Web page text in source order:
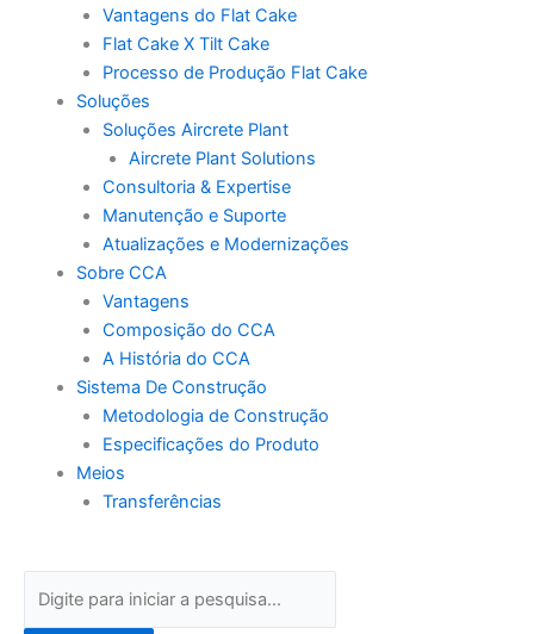
Vantagens do Flat Cake
Flat Cake X Tilt Cake
Processo de Produção Flat Cake
Soluções
Soluções Aircrete Plant
Aircrete Plant Solutions
Consultoria & Expertise
Manutenção e Suporte
Atualizações e Modernizações
Sobre CCA
Vantagens
Composição do CCA
A História do CCA
Sistema De Construção
Metodologia de Construção
Especificações do Produto
Meios
Transferências